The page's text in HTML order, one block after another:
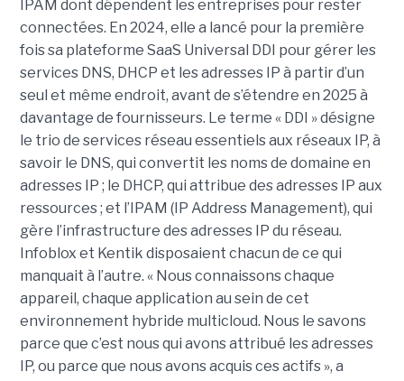
IPAM dont dépendent les entreprises pour rester
connectées. En 2024, elle a lancé pour la première
fois sa plateforme SaaS Universal DDI pour gérer les
services DNS, DHCP et les adresses IP à partir d’un
seul et même endroit, avant de s’étendre en 2025 à
davantage de fournisseurs. Le terme « DDI » désigne
le trio de services réseau essentiels aux réseaux IP, à
savoir le DNS, qui convertit les noms de domaine en
adresses IP ; le DHCP, qui attribue des adresses IP aux
ressources ; et l’IPAM (IP Address Management), qui
gère l’infrastructure des adresses IP du réseau.
Infoblox et Kentik disposaient chacun de ce qui
manquait à l’autre. « Nous connaissons chaque
appareil, chaque application au sein de cet
environnement hybride multicloud. Nous le savons
parce que c’est nous qui avons attribué les adresses
IP, ou parce que nous avons acquis ces actifs », a